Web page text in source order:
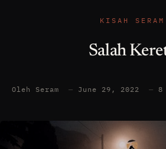
KISAH SERAM
Salah
Oleh Seram — June 29, 2022 — 8